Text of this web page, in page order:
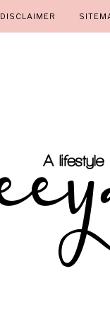
DISCLAIMER